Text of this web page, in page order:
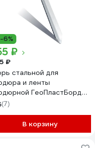
-6%
₽
₽
стальной для
и ленты
ГеоПластБорд
СЯ.02-01И.10
(7)
В корзину